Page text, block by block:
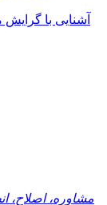
آشنایی با